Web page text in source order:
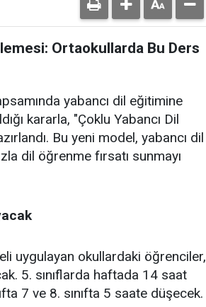
Ortaokullarda Bu Ders
yabancı dil eğitimine
kararla, "Çoklu Yabancı Dil
Bu yeni model, yabancı dil
dil öğrenme fırsatı sunmayı
uygulayan okullardaki öğrenciler,
5. sınıflarda haftada 14 saat
7 ve 8. sınıfta 5 saate düşecek.